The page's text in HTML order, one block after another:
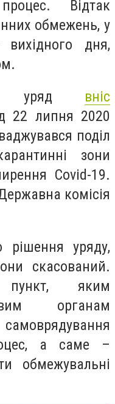
Відтак
обмежень, у
дня,
уряд вніс
22 липня 2020
поділ
зони
Covid-19.
комісія
рішення уряду,
скасований.
яким
органам
а саме –
обмежувальні